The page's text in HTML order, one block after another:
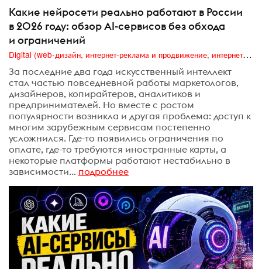
Какие нейросети реально работают в России
в 2026 году: обзор AI-сервисов без обхода
и ограничений
Digital (web-дизайн, интернет-реклама и продвижение, интернет-сообщества и блоги, интернет-коммуникации, мобильный маркетинг, реклама на цифровых экранах)
За последние два года искусственный интеллект
стал частью повседневной работы маркетологов,
дизайнеров, копирайтеров, аналитиков и
предпринимателей. Но вместе с ростом
популярности возникла и другая проблема: доступ к
многим зарубежным сервисам постепенно
усложнился. Где-то появились ограничения по
оплате, где-то требуются иностранные карты, а
некоторые платформы работают нестабильно в
зависимости... подробнее